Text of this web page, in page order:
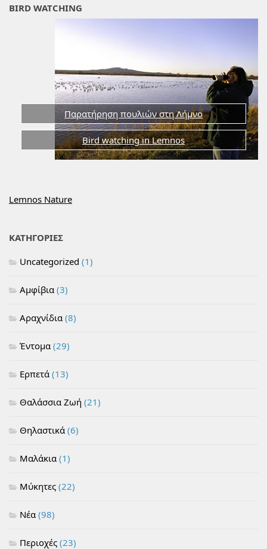
BIRD WATCHING
Παρατήρηση πουλιών στη Λήμνο
Bird watching in Lemnos
Lemnos Nature
ΚΑΤΗΓΟΡΙΕΣ
Uncategorized (1)
Αμφίβια (3)
Αραχνίδια (8)
Έντομα (29)
Ερπετά (13)
Θαλάσσια Ζωή (21)
Θηλαστικά (6)
Μαλάκια (1)
Μύκητες (22)
Νέα (98)
Περιοχές (23)